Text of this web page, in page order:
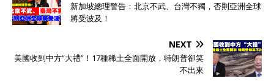
新加坡總理警告：北京不武、台灣不獨，否則亞洲全球
將受波及！
NEXT
美國收到中方“大禮”！17種稀土全面開放，特朗普卻笑
不出來